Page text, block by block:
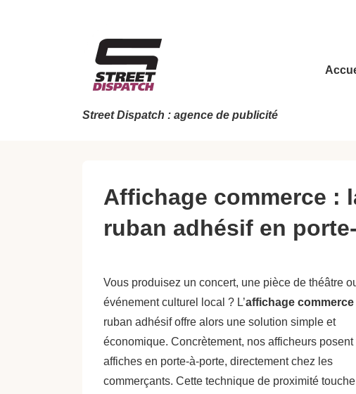
Street Dispatch : agence de publicité
Main
Affichage commerce :
ruban adhésif en
Vous produisez un concert, une pièce de théâtre
événement culturel local ? L’affichage commerce
ruban adhésif offre alors une solution simple et
économique. Concrètement, nos afficheurs posent
affiches en porte-à-porte, directement chez les
commerçants. Cette technique de proximité